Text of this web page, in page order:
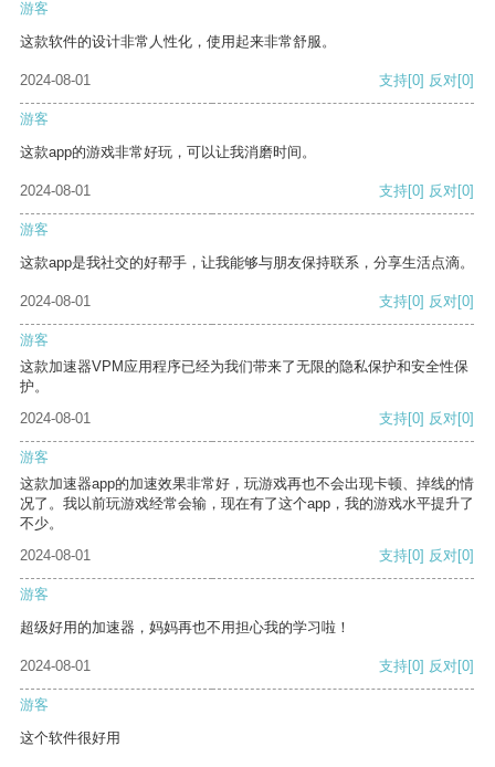
游客
这款软件的设计非常人性化，使用起来非常舒服。
2024-08-01 支持[0] 反对[0]
游客
这款app的游戏非常好玩，可以让我消磨时间。
2024-08-01 支持[0] 反对[0]
游客
这款app是我社交的好帮手，让我能够与朋友保持联系，分享生活点滴。
2024-08-01 支持[0] 反对[0]
游客
这款加速器VPM应用程序已经为我们带来了无限的隐私保护和安全性保
护。
2024-08-01
支持[0] 反对[0]
游客
这款加速器app的加速效果非常好，玩游戏再也不会出现卡顿、掉线的情
况了。我以前玩游戏经常会输，现在有了这个app，我的游戏水平提升了
不少。
2024-08-01
支持[0] 反对[0]
游客
超级好用的加速器，妈妈再也不用担心我的学习啦！
2024-08-01 支持[0] 反对[0]
游客
这个软件很好用